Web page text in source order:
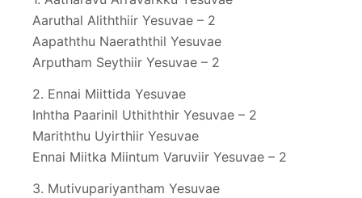
Aaruthal Aliththiir Yesuvae – 2
Aapaththu Naeraththil Yesuvae
Arputham Seythiir Yesuvae – 2
2. Ennai Miittida Yesuvae
Inhtha Paarinil Uthiththir Yesuvae – 2
Mariththu Uyirthiir Yesuvae
Ennai Miitka Miintum Varuviir Yesuvae – 2
3. Mutivupariyantham Yesuvae